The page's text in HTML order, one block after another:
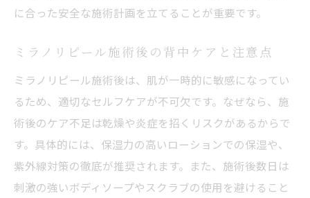
に合った安全な施術計画を立てることが重要です。
ミラノリピール施術後の背中ケアと注意点
ミラノリピール施術後は、肌が一時的に敏感になってい
るため、適切なセルフケアが不可欠です。なぜなら、施
術後のケア不足は乾燥や炎症を招くリスクがあるからで
す。具体的には、保湿力の高いローションでの保湿や、
紫外線対策の徹底が推奨されます。また、施術後数日は
刺激の強いボディソープやスクラブの使用を避けること